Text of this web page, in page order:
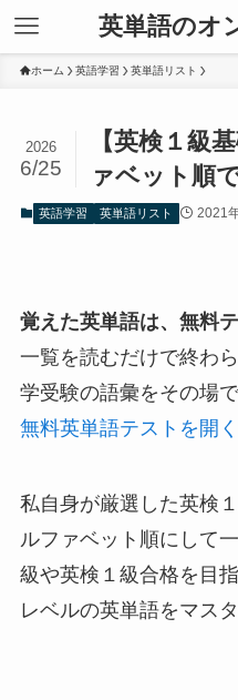
英単語のオ
ホーム 英語学習 英単語リスト
【英検１級
ァベット順
2026
6/25
英語学習 英単語リスト 2021
覚えた英単語は、無料
一覧を読むだけで終わ
学受験の語彙をその場
無料英単語テストを開く
私自身が厳選した英検
ルファベット順にして
級や英検１級合格を目
レベルの英単語をマス